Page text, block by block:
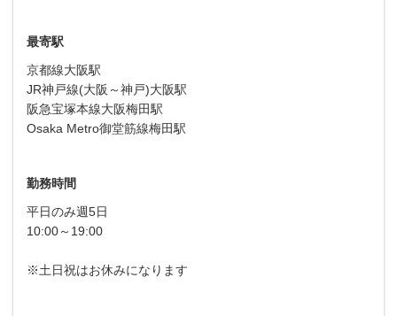
最寄駅
京都線大阪駅
JR神戸線(大阪～神戸)大阪駅
阪急宝塚本線大阪梅田駅
Osaka Metro御堂筋線梅田駅
勤務時間
平日のみ週5日
10:00～19:00
※土日祝はお休みになります